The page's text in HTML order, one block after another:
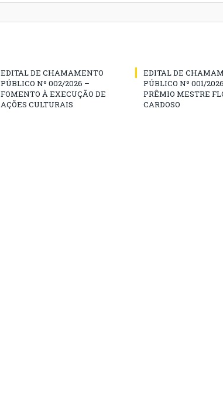
EDITAL DE CHAMAMENTO
PÚBLICO Nº 002/2026 –
FOMENTO À EXECUÇÃO DE
AÇÕES CULTURAIS
EDITAL DE
PÚBLICO Nº 001/
PRÊMIO MESTRE
CARDOSO